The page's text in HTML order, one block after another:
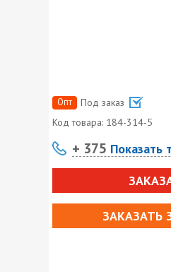
Опт
Под заказ
Код товара: 184-314-5
+ 375 Показать
ЗАКАЗАТЬ